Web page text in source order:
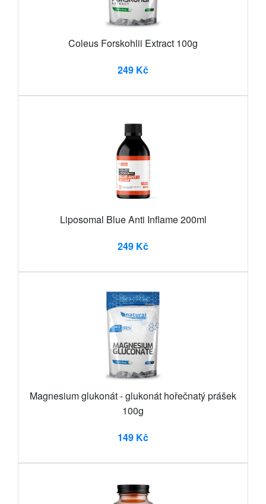
Coleus Forskohlii Extract 100g
249 Kč
Liposomal Blue Anti Inflame 200ml
249 Kč
Magnesium glukonát - glukonát hořečnatý prášek
100g
149 Kč